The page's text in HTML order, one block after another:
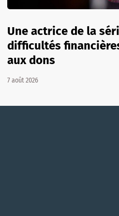
Une actrice de la
difficultés
aux dons
7 août 2026